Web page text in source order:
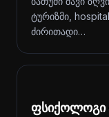
ტურიზმი,
ძირითადი…
ფსიქოლოგი